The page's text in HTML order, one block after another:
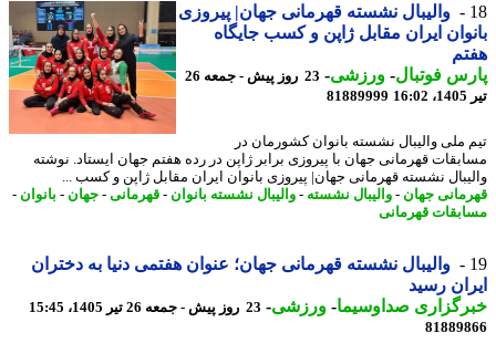
والیبال نشسته قهرمانی جهان| پیروزی
ایران مقابل ژاپن و کسب جایگاه
فوتبال-ورزشی-
23 روز پیش - جمعه 26
81889999
ملی والیبال نشسته بانوان کشورمان در
قهرمانی جهان با پیروزی برابر ژاپن در رده هفتم جهان ایستاد. نوشته
نشسته قهرمانی جهان| پیروزی بانوان ایران مقابل ژاپن و کسب ...
جهان-والیبال نشسته-والیبال نشسته بانوان- قهرمانی-جهان-بانوان-
قهرمانی
والیبال نشسته قهرمانی جهان؛ عنوان هفتمی دنیا به دختران
رسید
صداوسیما-ورزشی-23 روز پیش - جمعه 26 تیر 1405، 15:45